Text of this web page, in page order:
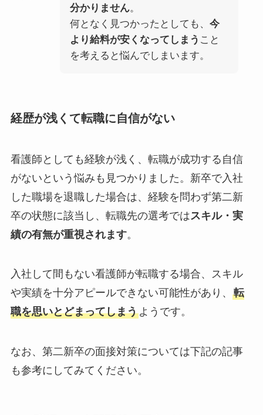
分かりません。
何となく見つかったとしても、 今
より給料が安くなってしまう こと
を考えると悩んでしまいます。
経歴が浅くて転職に自信がない
看護師としても経験が浅く、転職が成功する自信
がないという悩みも見つかりました。新卒で入社
した職場を退職した場合は、経験を問わず第二新
卒の状態に該当し、転職先の選考ではスキル・実
績の有無が重視されます。
入社して間もない看護師が転職する場合、スキル
や実績を十分アピールできない可能性があり、 転
職を思いとどまってしまうようです。
なお、第二新卒の面接対策については下記の記事
も参考にしてみてください。